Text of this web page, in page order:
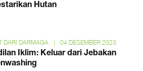
Hutan
DARI DARMAGA | 04 DESEMBER 2023
Iklim: Keluar dari Jebakan